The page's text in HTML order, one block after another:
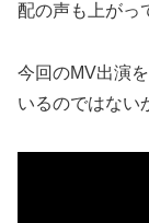
配の声も上がっ
今回のMV出演
いるのではない